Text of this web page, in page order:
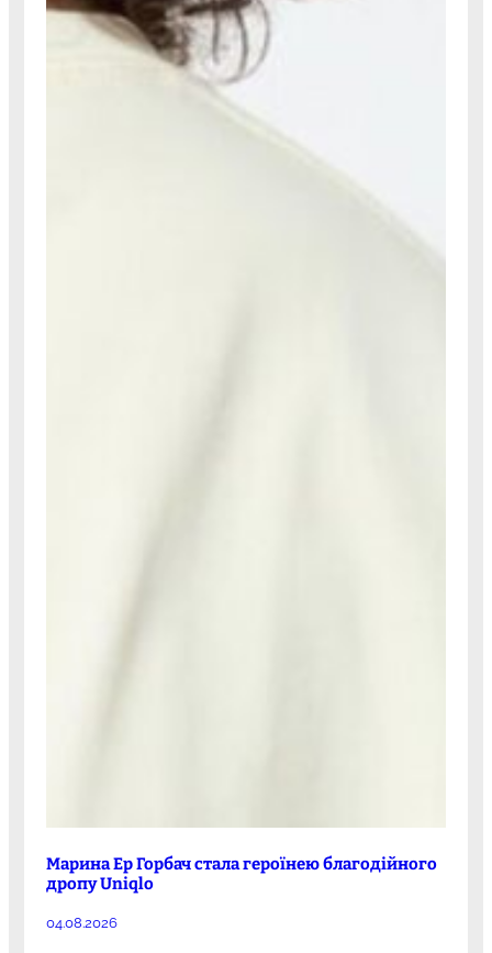
Марина Ер Горбач стала героїнею благодійного
дропу Uniqlo
04.08.2026